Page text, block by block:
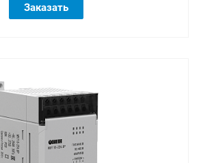
Заказать